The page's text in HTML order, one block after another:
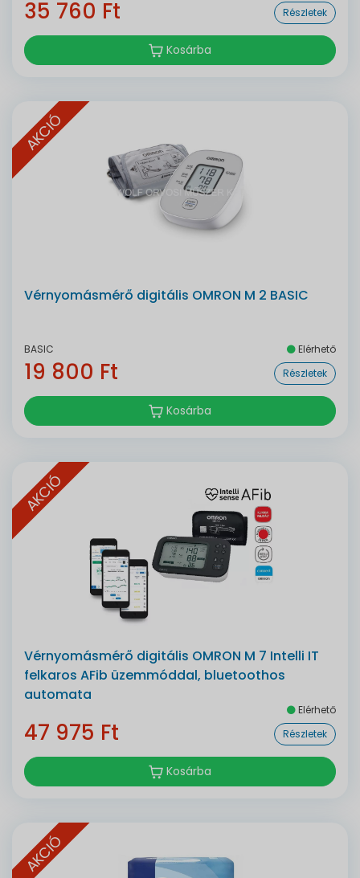
35 760 Ft Részletek
Kosárba
AKCIÓ
Vérnyomásmérő digitális OMRON M 2 BASIC
BASIC Elérhető
19 800 Ft Részletek
Kosárba
AKCIÓ
Vérnyomásmérő digitális OMRON M 7 Intelli IT
felkaros AFib üzemmóddal, bluetoothos
automata
Elérhető
47 975 Ft Részletek
Kosárba
AKCIÓ